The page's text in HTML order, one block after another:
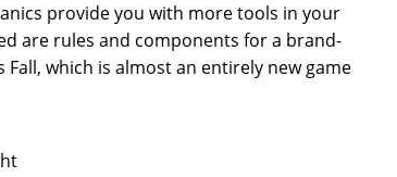
provide you with more tools in your
are rules and components for a brand-
Fall, which is almost an entirely new game